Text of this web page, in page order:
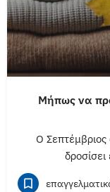
Μήπως να
Ο Σεπτέμβριος